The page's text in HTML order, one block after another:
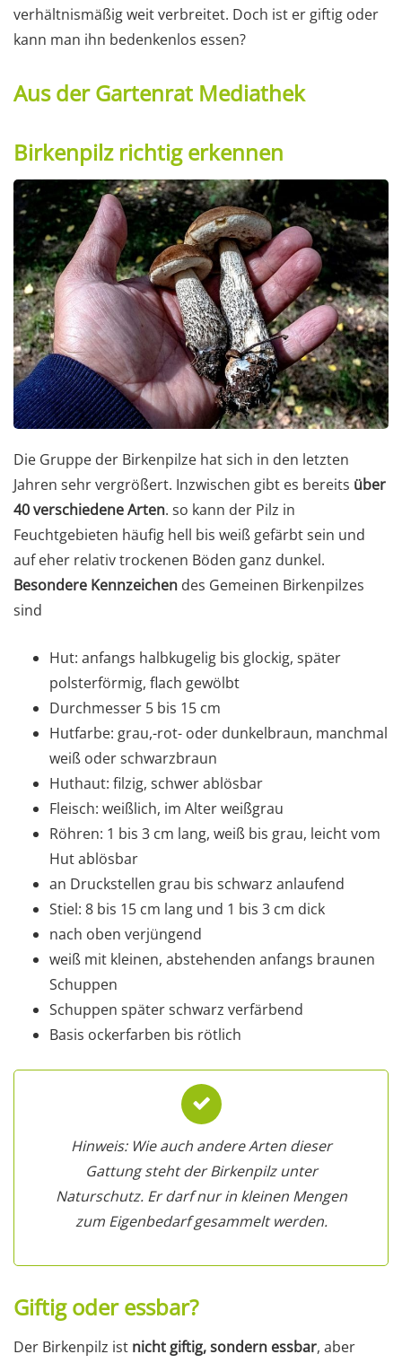
verhältnismäßig weit verbreitet. Doch ist er giftig oder
kann man ihn bedenkenlos essen?
Aus der Gartenrat Mediathek
Birkenpilz richtig erkennen
Die Gruppe der Birkenpilze hat sich in den letzten
Jahren sehr vergrößert. Inzwischen gibt es bereits über
40 verschiedene Arten. so kann der Pilz in
Feuchtgebieten häufig hell bis weiß gefärbt sein und
auf eher relativ trockenen Böden ganz dunkel.
Besondere Kennzeichen des Gemeinen Birkenpilzes
sind
Hut: anfangs halbkugelig bis glockig, später
polsterförmig, flach gewölbt
Durchmesser 5 bis 15 cm
Hutfarbe: grau,-rot- oder dunkelbraun, manchmal
weiß oder schwarzbraun
Huthaut: filzig, schwer ablösbar
Fleisch: weißlich, im Alter weißgrau
Röhren: 1 bis 3 cm lang, weiß bis grau, leicht vom
Hut ablösbar
an Druckstellen grau bis schwarz anlaufend
Stiel: 8 bis 15 cm lang und 1 bis 3 cm dick
nach oben verjüngend
weiß mit kleinen, abstehenden anfangs braunen
Schuppen
Schuppen später schwarz verfärbend
Basis ockerfarben bis rötlich
Hinweis: Wie auch andere Arten dieser
Gattung steht der Birkenpilz unter
Naturschutz. Er darf nur in kleinen Mengen
zum Eigenbedarf gesammelt werden.
Giftig oder essbar?
Der Birkenpilz ist nicht giftig, sondern essbar, aber